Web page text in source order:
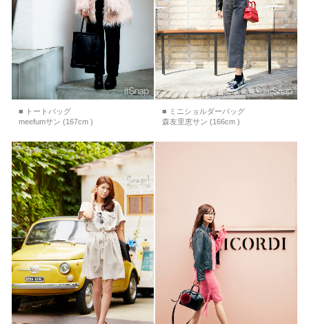
■ トートバッグ
meefumサン (167cm )
■ ミニショルダーバッグ
森友里恵サン (166cm )